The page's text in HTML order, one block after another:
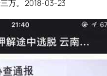
万。 2018-03-23